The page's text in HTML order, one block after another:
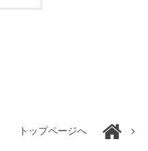
トップページへ